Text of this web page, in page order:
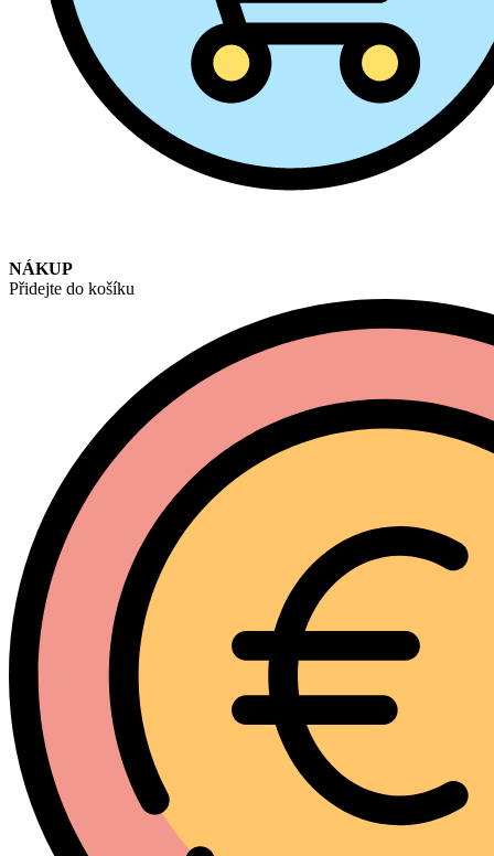
NÁKUP
Přidejte do košíku